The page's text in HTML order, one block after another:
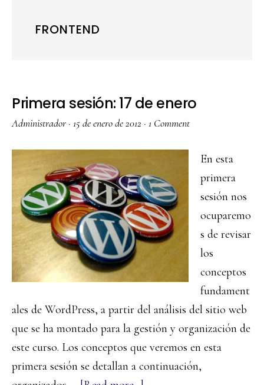
FRONTEND
Primera sesión: 17 de enero
Administrador · 15 de enero de 2012 · 1 Comment
En esta
primera
sesión nos
ocuparemo
s de revisar
los
conceptos
fundament
ales de WordPress, a partir del análisis del sitio web
que se ha montado para la gestión y organización de
este curso. Los conceptos que veremos en esta
primera sesión se detallan a continuación,